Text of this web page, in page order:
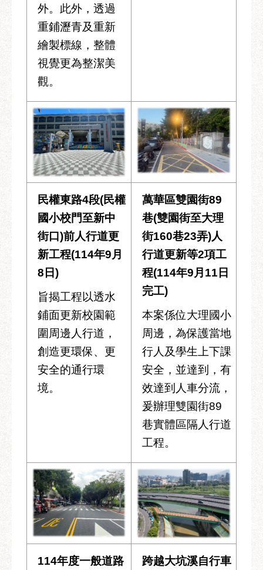
外。此外，透過
重鋪瀝青及重新
繪製標線，整體
視覺更為整潔美
觀。
民權東路4段(民權
國小校門至新中
街口)前人行道更
新工程(114年9月
8日)
旨揭工程以透水
鋪面更新校園範
圍周邊人行道，
創造更環保、更
安全的通行環
境。
萬華區雙園街89
巷(雙園街至大理
街160巷23弄)人
行道更新等2項工
程(114年9月11日
完工)
本案係位大理國小
周邊，為保護當地
行人及學生上下課
安全，並達到，有
效達到人車分流，
爰辦理雙園街89
巷實體區隔人行道
工程。
114年度一般道路
跨越大坑溪自行車